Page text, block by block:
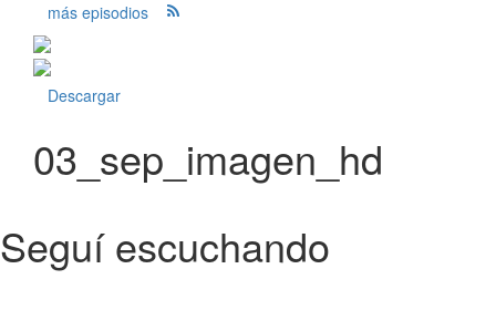
más episodios
Descargar
03_sep_imagen_hd
Seguí escuchando